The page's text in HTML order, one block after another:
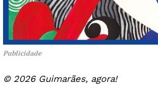
Europa
Grande Entrevista
Publicidade
Quero ser Assinante
Publicidade
© 2026 Guimarães, agora!